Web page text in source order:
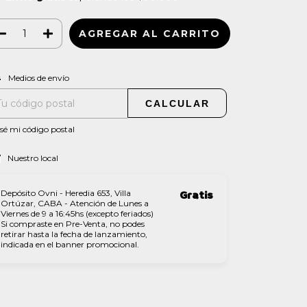
para el CP:
Medios de envío
CALCULAR
mi código postal
Nuestro local
Depósito Ovni - Heredia 653, Villa
Ortúzar, CABA - Atención de Lunes a
Viernes de 9 a 16:45hs (excepto feriados)
Si compraste en Pre-Venta, no podes
retirar hasta la fecha de lanzamiento,
indicada en el banner promocional.
Gratis